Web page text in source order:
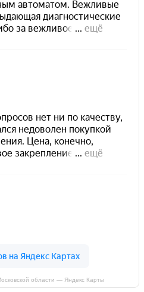
области — Яндекс Карты